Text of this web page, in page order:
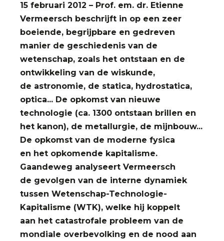
15 februari 2012 – Prof. em. dr. Etienne
Vermeersch beschrijft in op een zeer
boeiende, begrijpbare en gedreven
manier de geschiedenis van de
wetenschap, zoals het ontstaan en de
ontwikkeling van de wiskunde,
de astronomie, de statica, hydrostatica,
optica... De opkomst van nieuwe
technologie (ca. 1300 ontstaan brillen en
het kanon), de metallurgie, de mijnbouw...
De opkomst van de moderne fysica
en het opkomende kapitalisme.
Gaandeweg analyseert Vermeersch
de gevolgen van de interne dynamiek
tussen Wetenschap-Technologie-
Kapitalisme (WTK), welke hij koppelt
aan het catastrofale probleem van de
mondiale overbevolking en de nood aan